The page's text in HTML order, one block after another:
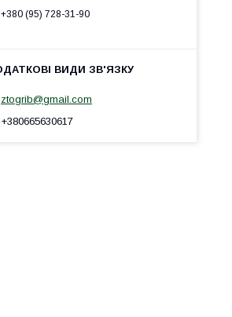
+380 (95) 728-31-90
ztogrib@gmail.com
+380665630617